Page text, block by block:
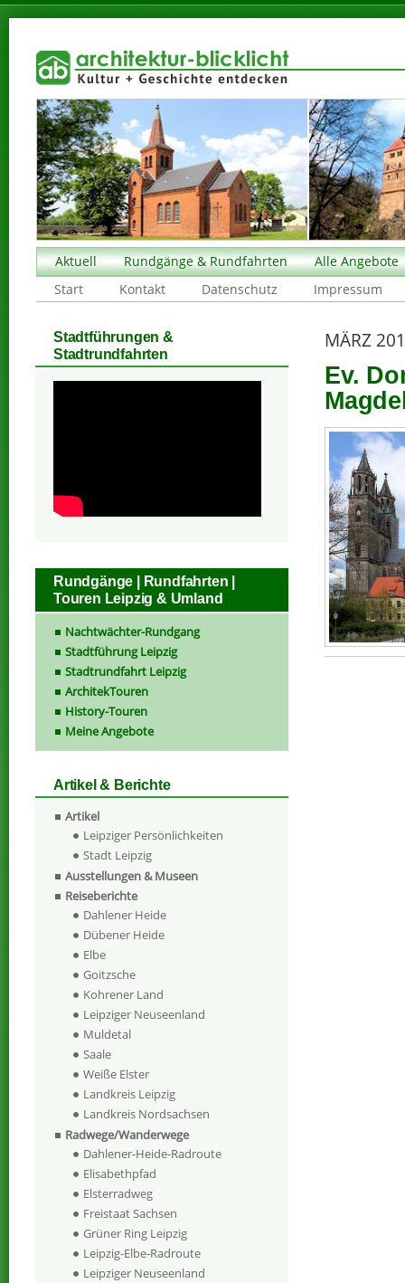
Aktuell Rundgänge & Rundfahrten
Alle Angebote
Start
Kontakt Datenschutz Impressum
MÄRZ
Ev.
Stadtführungen &
Stadtrundfahrten
Rundgänge | Rundfahrten |
Touren Leipzig & Umland
Nachtwächter-Rundgang
Stadtführung Leipzig
Stadtrundfahrt Leipzig
ArchitekTouren
History-Touren
Meine Angebote
Artikel & Berichte
Artikel
Leipziger Persönlichkeiten
Stadt Leipzig
Ausstellungen & Museen
Reiseberichte
Dahlener Heide
Dübener Heide
Elbe
Goitzsche
Kohrener Land
Leipziger Neuseenland
Muldetal
Saale
Weiße Elster
Landkreis Leipzig
Landkreis Nordsachsen
Radwege/Wanderwege
Dahlener-Heide-Radroute
Elisabethpfad
Elsterradweg
Freistaat Sachsen
Grüner Ring Leipzig
Leipzig-Elbe-Radroute
Leipziger Neuseenland